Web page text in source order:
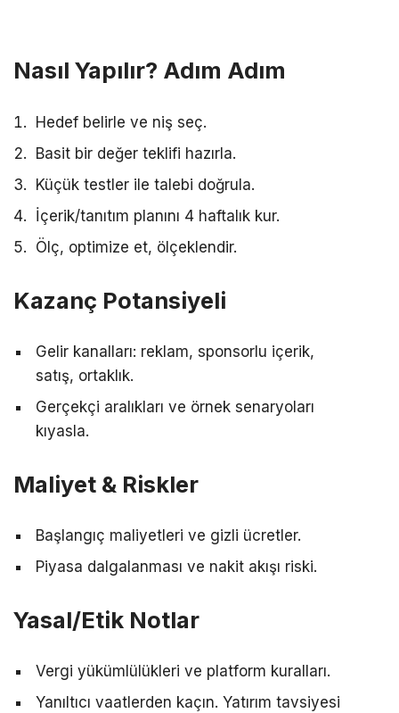
Nasıl Yapılır? Adım Adım
Hedef belirle ve niş seç.
Basit bir değer teklifi hazırla.
Küçük testler ile talebi doğrula.
İçerik/tanıtım planını 4 haftalık kur.
Ölç, optimize et, ölçeklendir.
Kazanç Potansiyeli
Gelir kanalları: reklam, sponsorlu içerik,
satış, ortaklık.
Gerçekçi aralıkları ve örnek senaryoları
kıyasla.
Maliyet & Riskler
Başlangıç maliyetleri ve gizli ücretler.
Piyasa dalgalanması ve nakit akışı riski.
Yasal/Etik Notlar
Vergi yükümlülükleri ve platform kuralları.
Yanıltıcı vaatlerden kaçın. Yatırım tavsiyesi